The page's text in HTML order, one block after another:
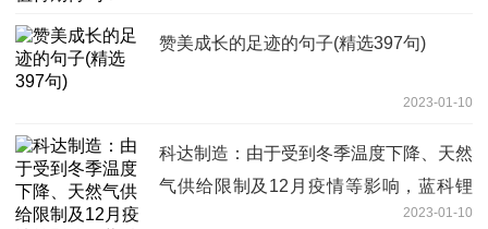
赞美成长的足迹的句子(精选397句)
2023-01-10
科达制造：由于受到冬季温度下降、天然
气供给限制及12月疫情等影响，蓝科锂
业对1万吨提锂装置进行了停机检修，综
2023-01-10